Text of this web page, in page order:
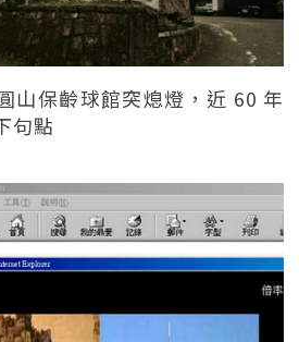
山保齡球館突熄燈，近 60 年
句點